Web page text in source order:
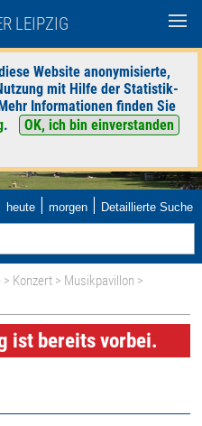
LEIPZIG
Website anonymisierte,
mit Hilfe der Statistik-
Informationen finden Sie
.
OK, ich bin einverstanden
heute | morgen | Detaillierte Suche
> Konzert > Musikpavillon >
ist bereits vorbei.